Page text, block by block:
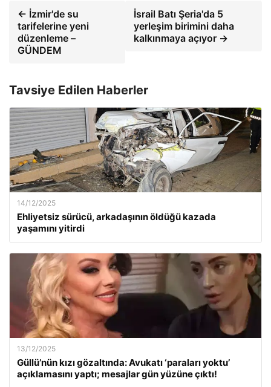
← İzmir'de su
tarifelerine yeni
düzenleme –
GÜNDEM
İsrail Batı Şeria'da 5
yerleşim birimini daha
kalkınmaya açıyor →
Tavsiye Edilen Haberler
14/12/2025
Ehliyetsiz sürücü, arkadaşının öldüğü kazada
yaşamını yitirdi
13/12/2025
Güllü’nün kızı gözaltında: Avukatı ‘paraları yoktu’
açıklamasını yaptı; mesajlar gün yüzüne çıktı!